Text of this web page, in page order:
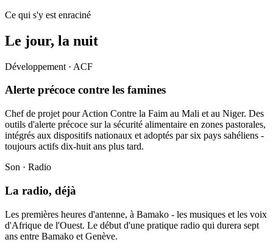
Ce qui s'y est enraciné
Le jour, la nuit
Développement · ACF
Alerte précoce contre les famines
Chef de projet pour Action Contre la Faim au Mali et au Niger. Des
outils d'alerte précoce sur la sécurité alimentaire en zones pastorales,
intégrés aux dispositifs nationaux et adoptés par six pays sahéliens -
toujours actifs dix-huit ans plus tard.
Son · Radio
La radio, déjà
Les premières heures d'antenne, à Bamako - les musiques et les voix
d'Afrique de l'Ouest. Le début d'une pratique radio qui durera sept
ans entre Bamako et Genève.